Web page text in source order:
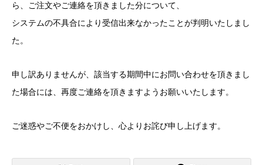
ら、ご注文やご連絡を頂きました分について、
システムの不具合により受信出来なかったことが判明いたしまし
た。
申し訳ありませんが、該当する期間中にお問い合わせを頂きまし
た場合には、再度ご連絡を頂きますようお願いいたします。
ご迷惑やご不便をおかけし、心よりお詫び申し上げます。